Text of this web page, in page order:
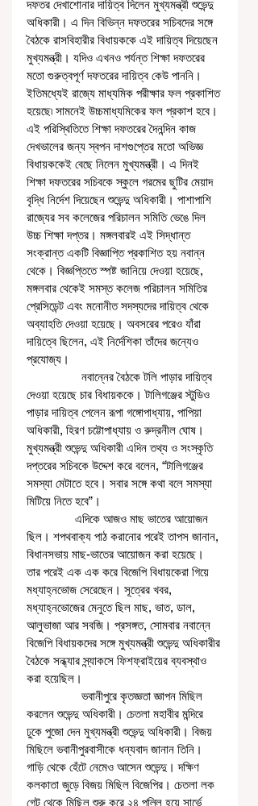
দফতর দেখাশোনার দায়িত্ব দিলেন মুখ্যমন্ত্রী শুভেন্দু
অধিকারী। এ দিন বিভিন্ন দফতরের সচিবদের সঙ্গে
বৈঠকে রাসবিহারীর বিধায়ককে এই দায়িত্ব দিয়েছেন
মুখ্যমন্ত্রী। যদিও এখনও পর্যন্ত শিক্ষা দফতরের
মতো গুরুত্বপূর্ণ দফতরের দায়িত্ব কেউ পাননি।
ইতিমধ্যেই রাজ্যে মাধ্যমিক পরীক্ষার ফল প্রকাশিত
হয়েছে৷ সামনেই উচ্চমাধ্যমিকের ফল প্রকাশ হবে।
এই পরিস্থিতিতে শিক্ষা দফতরের দৈনন্দিন কাজ
দেখভালের জন্য স্বপন দাশগুপ্তের মতো অভিজ্ঞ
বিধায়ককেই বেছে নিলেন মুখ্যমন্ত্রী। এ দিনই
শিক্ষা দফতরের সচিবকে স্কুলে গরমের ছুটির মেয়াদ
বৃদ্ধি নির্দেশ দিয়েছেন শুভেন্দু অধিকারী। পাশাপাশি
রাজ্যের সব কলেজের পরিচালন সমিতি ভেঙে দিল
উচ্চ শিক্ষা দপ্তর। মঙ্গলবারই এই সিদ্ধান্ত
সংক্রান্ত একটি বিজ্ঞাপ্তি প্রকাশিত হয় নবান্ন
থেকে। বিজ্ঞপ্তিতে স্পষ্ট জানিয়ে দেওয়া হয়েছে,
মঙ্গলবার থেকেই সমস্ত কলেজ পরিচালন সমিতির
প্রেসিডেন্ট এবং মনোনীত সদস্যদের দায়িত্ব থেকে
অব্যাহতি দেওয়া হয়েছে। অবসরের পরেও যাঁরা
দায়িত্বে ছিলেন, এই নির্দেশিকা তাঁদের জন্যেও
প্রযোজ্য।
দেওয়া হয়েছে চার বিধায়ককে। টালিগঞ্জের স্টুডিও
পাড়ার দায়িত্ব পেলেন রূপা গঙ্গোপাধ্যায়, পাপিয়া
অধিকারী, হিরণ চট্টোপাধ্যায় ও রুদ্রনীল ঘোষ।
মুখ্যমন্ত্রী শুভেন্দু অধিকারী এদিন তথ্য ও সংস্কৃতি
দপ্তরের সচিবকে উদ্দেশ করে বলেন, “টালিগঞ্জের
সমস্যা মেটাতে হবে। সবার সঙ্গে কথা বলে সমস্যা
মিটিয়ে নিতে হবে”।
ছিল। শপথবাক্য পাঠ করানোর পরেই তাপস জানান,
বিধানসভায় মাছ-ভাতের আয়োজন করা হয়েছে।
তার পরেই এক এক করে বিজেপি বিধায়কেরা গিয়ে
মধ্যাহ্নভোজ সেরেছেন। সূত্রের খবর,
মধ্যাহ্নভোজের মেনুতে ছিল মাছ, ভাত, ডাল,
আলুভাজা আর সবজি। প্রসঙ্গত, সোমবার নবান্নে
বিজেপি বিধায়কদের সঙ্গে মুখ্যমন্ত্রী শুভেন্দু অধিকারীর
বৈঠকে সন্ধ্যার স্ন্যাকসে ফিশফ্রাইয়ের ব্যবস্থাও
করা হয়েছিল।
করলেন শুভেন্দু অধিকারী। চেতলা মহাবীর মন্দিরে
ঢুকে পুজো দেন মুখ্যমন্ত্রী শুভেন্দু অধিকারী। বিজয়
মিছিলে ভবানীপুরবাসীকে ধন্যবাদ জানান তিনি।
গাড়ি থেকে হেঁটে নেমেও আসেন শুভেন্দু। দক্ষিণ
কলকাতা জুড়ে বিজয় মিছিল বিজেপির। চেতলা লক
গেট থেকে মিছিল শুরু করে ২৪ পল্লি হয়ে সার্ভে